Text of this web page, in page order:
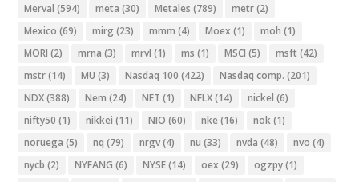
Merval (594) meta (30) Metales (789) metr(2)
Mexico (69) mirg (23) mmm (4) Moex (1) moh (1)
MORI (2) mrna (3) mrvl (1) ms (1) MSCI (5) msft (42)
mstr(14) MU (3) Nasdaq 100 (422) Nasdaq comp. (201)
NDX(388) Nem (24) NET (1) NFLX(14) nickel (6)
nifty50 (1) nikkei (11) NIO (60) nke (16) nok(1)
noruega (5) nq (79) nrgv(4) nu (33) nvda (48) nvo (4)
nycb (2) NYFANG (6) NYSE(14) oex (29) ogzpy(1)